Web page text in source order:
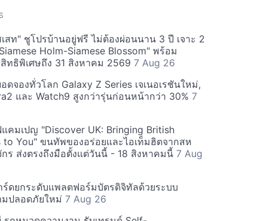
สท" ชูโปรบ้านอยู่ฟรี ไม่ต้องผ่อนนาน 3 ปี เจาะ 2
Holm-Siamese Blossom" พร้อม
ทธิพิเศษถึง 31 สิงหาคม 2569 7 Aug 26
ดจองทั่วโลก Galaxy Z Series เจเนอเรชันใหม่,
และ Watch9 สูงกว่ารุ่นก่อนหน้ากว่า 30% 7
คมเปญ "Discover UK: Bringing British
to You" ขนทัพของอร่อยและไอเท็มฮิตจากสห
ร ส่งตรงถึงมือตั้งแต่วันนี้ - 18 สิงหาคมนี้ 7 Aug
ร์ดยกระดับแพลตฟอร์มบัตรดิจิทัลด้วยระบบ
ปลอดภัยใหม่ 7 Aug 26